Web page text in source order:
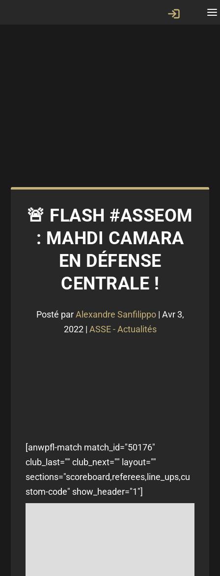
🚨 FLASH #ASSEOM
: MAHDI CAMARA
EN DÉFENSE
CENTRALE !
Posté parAlexandre Sanfilippo| Avr 3,
2022| ASSE - Actualités
[anwpfl-match match_id="50176"
club_last="" club_next="" layout=""
sections="scoreboard,referees,line_ups,cu
stom-code" show_header="1"]